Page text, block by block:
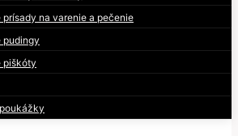
prísady na varenie a pečenie
pudingy
piškóty